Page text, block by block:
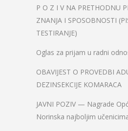
P O Z I V NA PRETHODNU
ZNANJA I SPOSOBNOSTI
TESTIRANJE)
Oglas za prijam u radni
OBAVIJEST O PROVEDBI
DEZINSEKCIJE KOMARACA
JAVNI POZIV — Nagrade
Norinska najboljim